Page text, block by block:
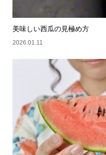
美味しい西瓜の見極め方
2026.01.11